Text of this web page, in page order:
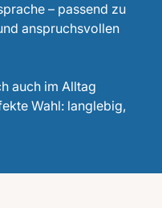
– passend zu
anspruchsvollen
auch im Alltag
Wahl: langlebig,